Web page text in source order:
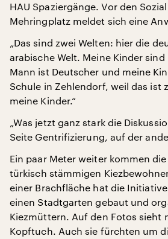
HAU Spaziergänge. Vor den
Mehringplatz meldet sich eine
„Das sind zwei Welten: hier die
arabische Welt. Meine Kinder
Mann ist Deutscher und meine
Schule in Zehlendorf, weil das ist
meine Kinder.“
„Was jetzt ganz stark die
Seite Gentrifizierung, auf der
Ein paar Meter weiter kommen
türkisch stämmigen
einer Brachfläche hat die
einen Stadtgarten gebaut und
Kiezmüttern. Auf den Fotos sieht
Kopftuch. Auch sie fürchten um